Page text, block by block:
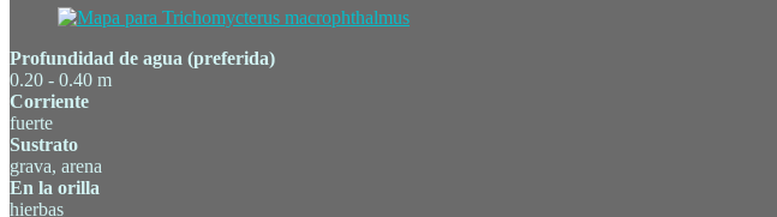
Profundidad de agua (preferida)
0.20 - 0.40 m
Corriente
fuerte
Sustrato
grava, arena
En la orilla
hierbas